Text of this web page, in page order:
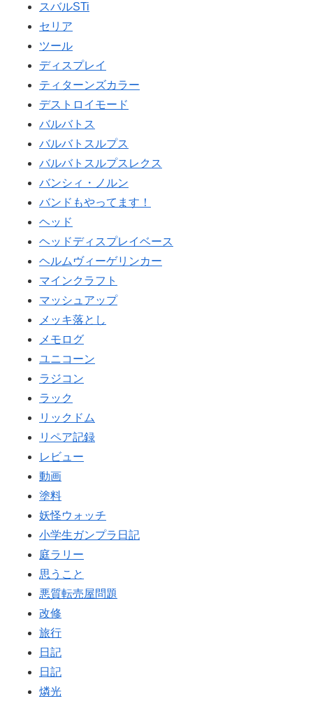
スバルSTi
セリア
ツール
ディスプレイ
ティターンズカラー
デストロイモード
バルバトス
バルバトスルプス
バルバトスルプスレクス
バンシィ・ノルン
バンドもやってます！
ヘッド
ヘッドディスプレイベース
ヘルムヴィーゲリンカー
マインクラフト
マッシュアップ
メッキ落とし
メモログ
ユニコーン
ラジコン
ラック
リックドム
リペア記録
レビュー
動画
塗料
妖怪ウォッチ
小学生ガンプラ日記
庭ラリー
思うこと
悪質転売屋問題
改修
旅行
日記
日記
燐光